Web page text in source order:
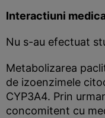
Interactiuni
Nu s-au efectuat
Metabolizarea
de izoenzimele
CYP3A4. Prin
concomitent cu